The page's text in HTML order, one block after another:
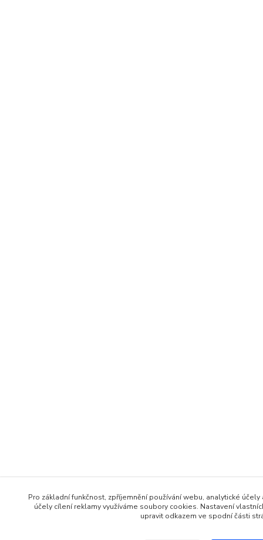
Pro základní funkčnost, zpříjemnění používání webu, analytické
účely cílení reklamy využíváme soubory cookies. Nastavení
upravit odkazem ve spodní části